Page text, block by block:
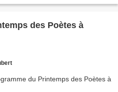
des Poètes à